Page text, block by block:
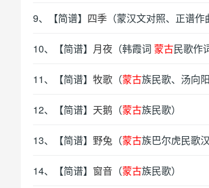
9、【简谱】 四季 （蒙汉文对照、正谱作
10、【简谱】 月夜 （韩霞词 蒙古民歌作
11、【简谱】 牧歌 （蒙古族民歌、汤向
12、【简谱】 天鹅 （蒙古族民歌）
13、【简谱】 野兔 （蒙古族巴尔虎民歌
14、【简谱】 窗音 （蒙古族民歌）